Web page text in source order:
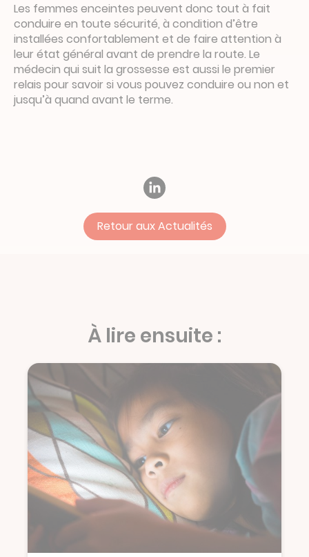
Les femmes enceintes peuvent donc tout à fait
conduire en toute sécurité, à condition d’être
installées confortablement et de faire attention à
leur état général avant de prendre la route. Le
médecin qui suit la grossesse est aussi le premier
relais pour savoir si vous pouvez conduire ou non et
jusqu’à quand avant le terme.
Retour aux Actualités
À lire ensuite :